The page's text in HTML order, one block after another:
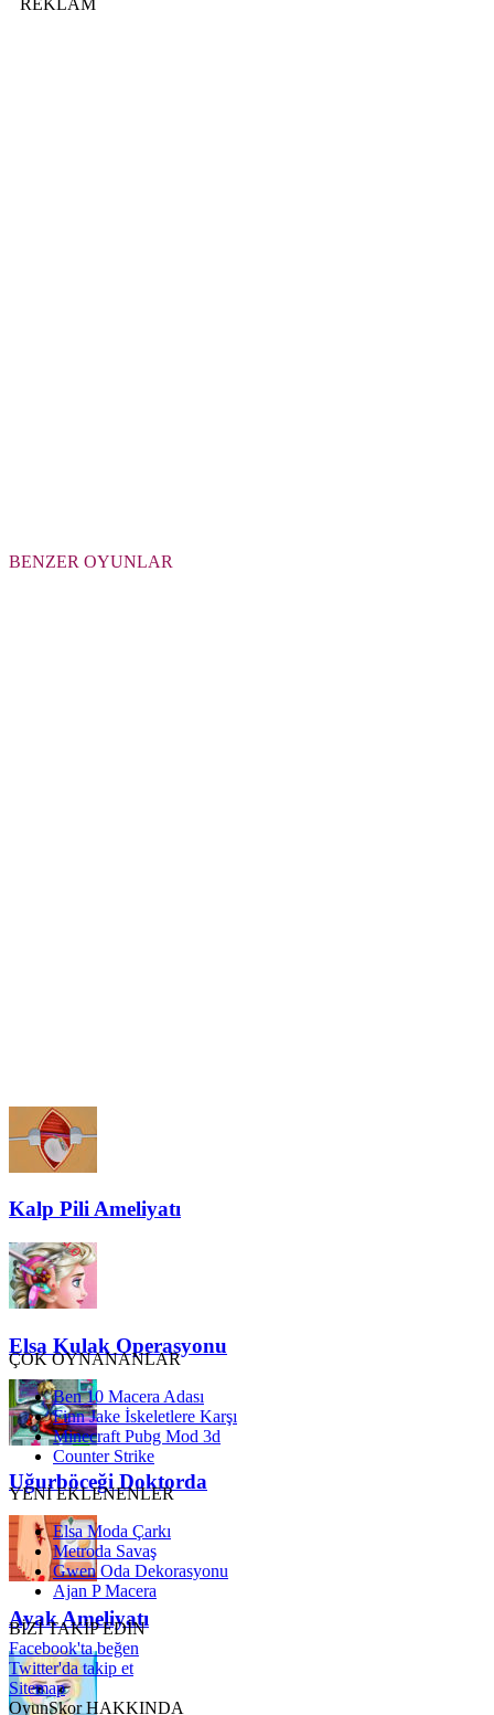
BENZER OYUNLAR
Kalp Pili Ameliyatı
Elsa Kulak Operasyonu
Uğurböceği Doktorda
Ayak Ameliyatı
ÇOK OYNANANLAR
Ben 10 Macera Adası
Finn Jake İskeletlere Karşı
Minecraft Pubg Mod 3d
Counter Strike
YENİ EKLENENLER
Elsa Moda Çarkı
Metroda Savaş
Gwen Oda Dekorasyonu
Ajan P Macera
BİZİ TAKİP EDİN
Facebook'ta beğen
Twitter'da takip et
Sitemap
OyunSkor HAKKINDA